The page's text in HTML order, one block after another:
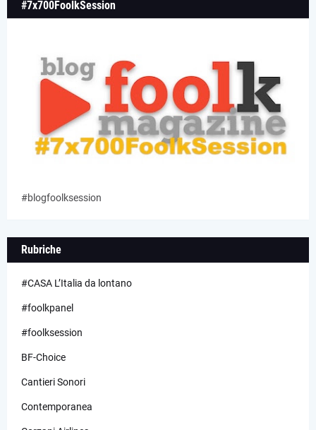
#7x700FoolkSession
#blogfoolksession
Rubriche
#CASA L’Italia da lontano
#foolkpanel
#foolksession
BF-Choice
Cantieri Sonori
Contemporanea